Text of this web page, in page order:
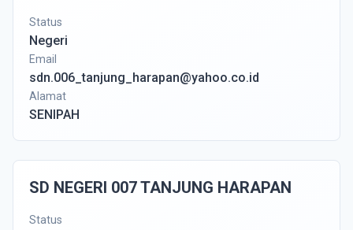
Status
Negeri
Email
sdn.006_tanjung_harapan@yahoo.co.id
Alamat
SENIPAH
SD NEGERI 007 TANJUNG HARAPAN
Status